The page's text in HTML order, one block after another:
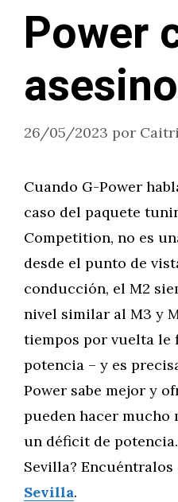
Power
26/05/2023 por
Cuando G-Power
caso del paquete
Competition, no es
desde el punto de
conducción, el M2
nivel similar al M3 y
tiempos por vuelta le
potencia – y es
Power sabe mejor y
pueden hacer mucho
un déficit de
Sevilla? Encuéntralos
Sevilla.